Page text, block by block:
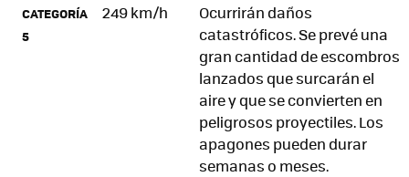
CATEGORÍA
5
249 km/h
Ocurrirán daños
catastróficos. Se prevé una
gran cantidad de escombros
lanzados que surcarán el
aire y que se convierten en
peligrosos proyectiles. Los
apagones pueden durar
semanas o meses.